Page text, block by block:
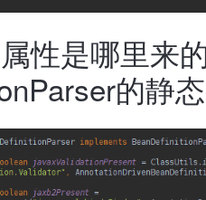
性是哪里来
的静